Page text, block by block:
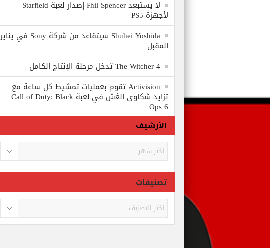
لا يستبعد Phil Spencer إصدار لعبة Starfield
لأجهزة PS5
Shuhei Yoshida سيتقاعد من شركة Sony في يناير
المقبل
The Witcher 4 تدخل مرحلة الإنتاج الكامل
Activision تقوم بعمليات تمشيط كل ساعة مع
تزايد شكاوى الغش في لعبة Call of Duty: Black
Ops 6
الأرشيف
الأرشيف
تصنيفات
تصنيفات